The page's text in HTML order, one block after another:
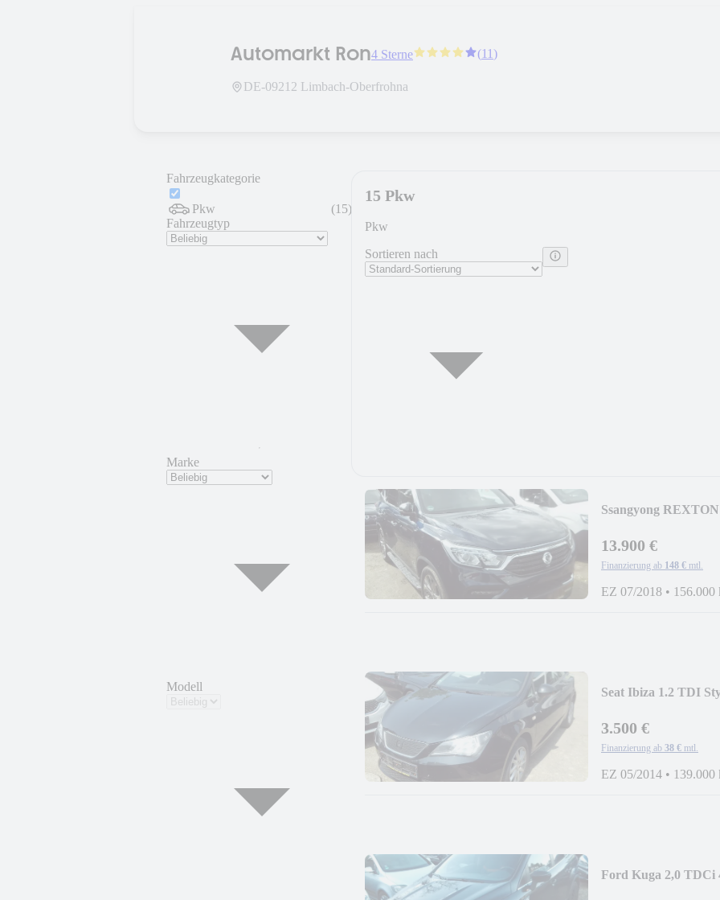
Automarkt Ron4 Sterne (11)
DE-09212 Limbach-Oberfrohna
Fahrzeugkategorie
Pkw (15)
Fahrzeugtyp
Marke
Modell
15 Pkw
Pkw
Sortieren nach
Ssangyong
13.900 €
Finanzierung ab 148 € mtl.
EZ 07/2018 • 156.000
Seat Ibiza 1.2 TDI
3.500 €
Finanzierung ab 38 € mtl.
EZ 05/2014 • 139.000
Ford Kuga 2,0 TDCi